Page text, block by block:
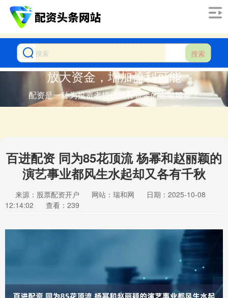
搜索
放大资金，增加盈利可能
配资是一种为投资者提供杠杆资金的金融服务！
百进配资 同为85花顶流 杨幂和赵丽颖的
演艺事业都风生水起却又各有千秋
来源：股票配资开户 网站：瑞和网
日期：2025-10-08
12:14:02
查看：239